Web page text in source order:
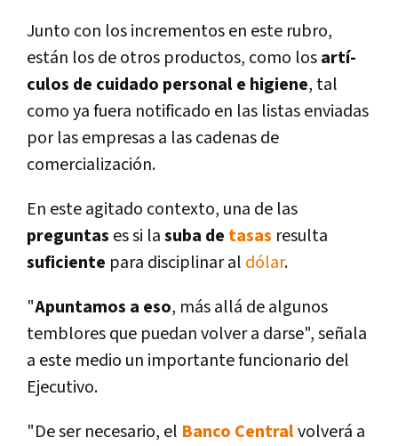
Junto con los incrementos en este rubro,
están los de otros productos, como losartí­
culos de cuidado personal e higiene, tal
como ya fuera notificado en las listas enviadas
por las empresas a las cadenas de
comercialización.
En este agitado contexto, una de las
preguntas es si lasuba de tasas resulta
suficiente para disciplinar al dólar.
"Apuntamos a eso, más allá de algunos
temblores que puedan volver a darse", señala
a este medio un importante funcionario del
Ejecutivo.
"De ser necesario, el Banco Centralvolverá a